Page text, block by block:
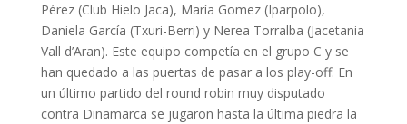
Pérez (Club Hielo Jaca), María Gomez (Iparpolo),
Daniela García (Txuri-Berri) y Nerea Torralba (Jacetania
Vall d’Aran). Este equipo competía en el grupo C y se
han quedado a las puertas de pasar a los play-off. En
un último partido del round robin muy disputado
contra Dinamarca se jugaron hasta la última piedra la